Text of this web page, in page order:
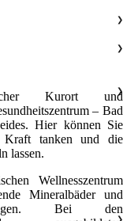
Kurort und
– Bad
Hier können Sie
Kraft tanken und die
lassen.
Wellnesszentrum
Mineralbäder und
Bei den
❯
❯
❯
❯